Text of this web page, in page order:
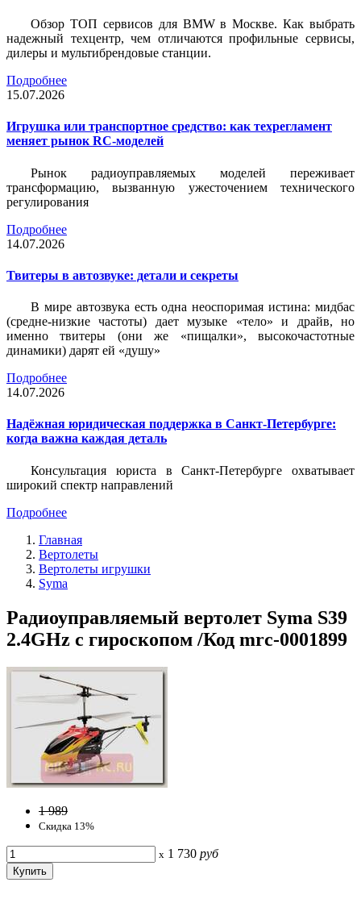
Обзор ТОП сервисов для BMW в Москве. Как выбрать
надежный техцентр, чем отличаются профильные сервисы,
дилеры и мультибрендовые станции.
Подробнее
15.07.2026
Игрушка или транспортное средство: как техрегламент
меняет рынок RC-моделей
Рынок радиоуправляемых моделей переживает
трансформацию, вызванную ужесточением технического
регулирования
Подробнее
14.07.2026
Твитеры в автозвуке: детали и секреты
В мире автозвука есть одна неоспоримая истина: мидбас
(средне-низкие частоты) дает музыке «тело» и драйв, но
именно твитеры (они же «пищалки», высокочастотные
динамики) дарят ей «душу»
Подробнее
14.07.2026
Надёжная юридическая поддержка в Санкт-Петербурге:
когда важна каждая деталь
Консультация юриста в Санкт-Петербурге охватывает
широкий спектр направлений
Подробнее
Главная
Вертолеты
Вертолеты игрушки
Syma
Радиоуправляемый вертолет Syma S39
2.4GHz с гироскопом /Код mrc-0001899
1 989
Скидка 13%
x 1 730 руб